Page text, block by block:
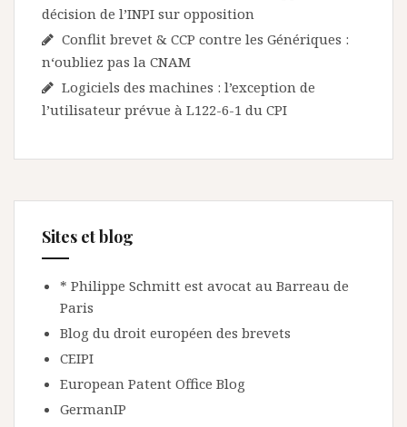
décision de l’INPI sur opposition
Conflit brevet & CCP contre les Génériques :
n‘oubliez pas la CNAM
Logiciels des machines : l’exception de
l’utilisateur prévue à L122-6-1 du CPI
Sites et blog
* Philippe Schmitt est avocat au Barreau de
Paris
Blog du droit européen des brevets
CEIPI
European Patent Office Blog
GermanIP